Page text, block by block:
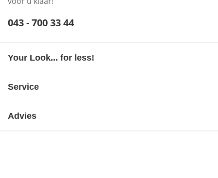
Telefoonnummer:
043 - 700 33 44
Your Look... for less!
Service
Advies